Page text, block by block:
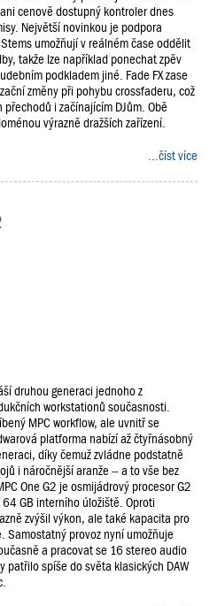
cenově dostupný kontroler dnes
Největší novinkou je podpora
umožňují v reálném čase oddělit
takže lze například ponechat zpěv
podkladem jiné. Fade FX zase
změny při pohybu crossfaderu, což
i začínajícím DJům. Obě
výrazně dražších zařízení.
...číst více
druhou generaci jednoho z
workstationů současnosti.
MPC workflow, ale uvnitř se
platforma nabízí až čtyřnásobný
díky čemuž zvládne podstatně
i náročnější aranže – a to vše bez
One G2 je osmijádrový procesor G2
GB interního úložiště. Oproti
zvýšil výkon, ale také kapacita pro
Samostatný provoz nyní umožňuje
a pracovat se 16 stereo audio
spíše do světa klasických DAW